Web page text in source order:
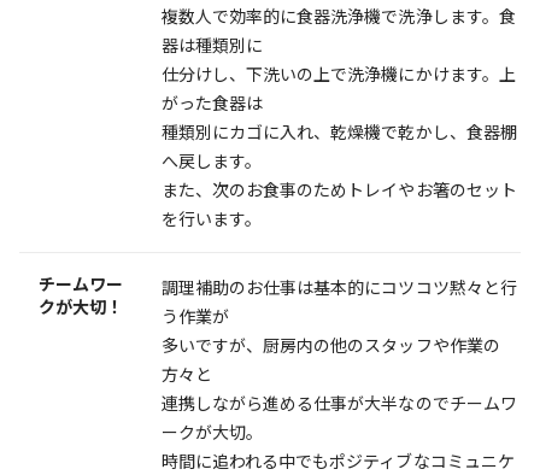
複数人で効率的に食器洗浄機で洗浄します。食
器は種類別に
仕分けし、下洗いの上で洗浄機にかけます。上
がった食器は
種類別にカゴに入れ、乾燥機で乾かし、食器棚
へ戻します。
また、次のお食事のためトレイやお箸のセット
を行います。
チームワー
クが大切！
調理補助のお仕事は基本的にコツコツ黙々と行
う作業が
多いですが、厨房内の他のスタッフや作業の
方々と
連携しながら進める仕事が大半なのでチームワ
ークが大切。
時間に追われる中でもポジティブなコミュニケ